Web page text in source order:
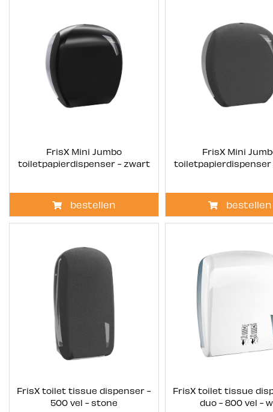
FrisX Mini Jumbo
toiletpapierdispenser - zwart
bestellen
FrisX Mini
toiletpapierdispenser
bestellen
FrisX toilet tissue dispenser -
500 vel - stone
FrisX toilet tissue
duo - 800 vel -